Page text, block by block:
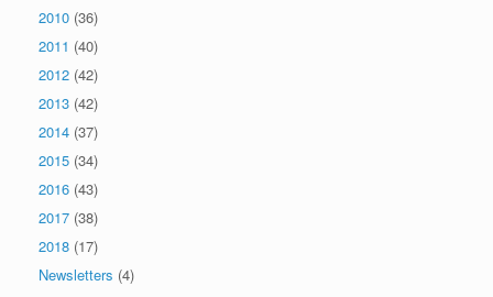
2010 (36)
2011 (40)
2012 (42)
2013 (42)
2014 (37)
2015 (34)
2016 (43)
2017 (38)
2018 (17)
Newsletters (4)